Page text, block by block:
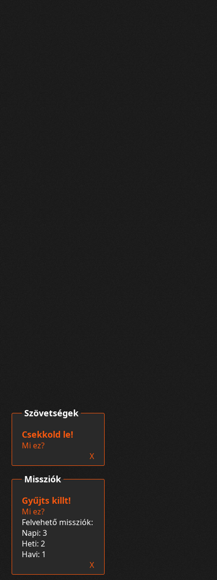
Missziók
Gyűjts killt!
Mi ez?
Felvehető missziók:
Napi: 3
Heti: 2
Havi: 1
X
Szövetségek
Csekkold le!
Mi ez?
X